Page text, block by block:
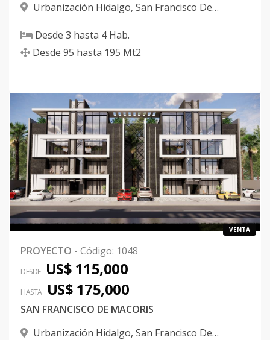
Urbanización Hidalgo, San Francisco De
Desde 3 hasta 4Hab.
Desde 95 hasta 195 Mt2
VENTA
PROYECTO - Código: 1048
DESDE US$ 115,000
HASTA US$ 175,000
SAN FRANCISCO DE MACORIS
Urbanización Hidalgo, San Francisco De